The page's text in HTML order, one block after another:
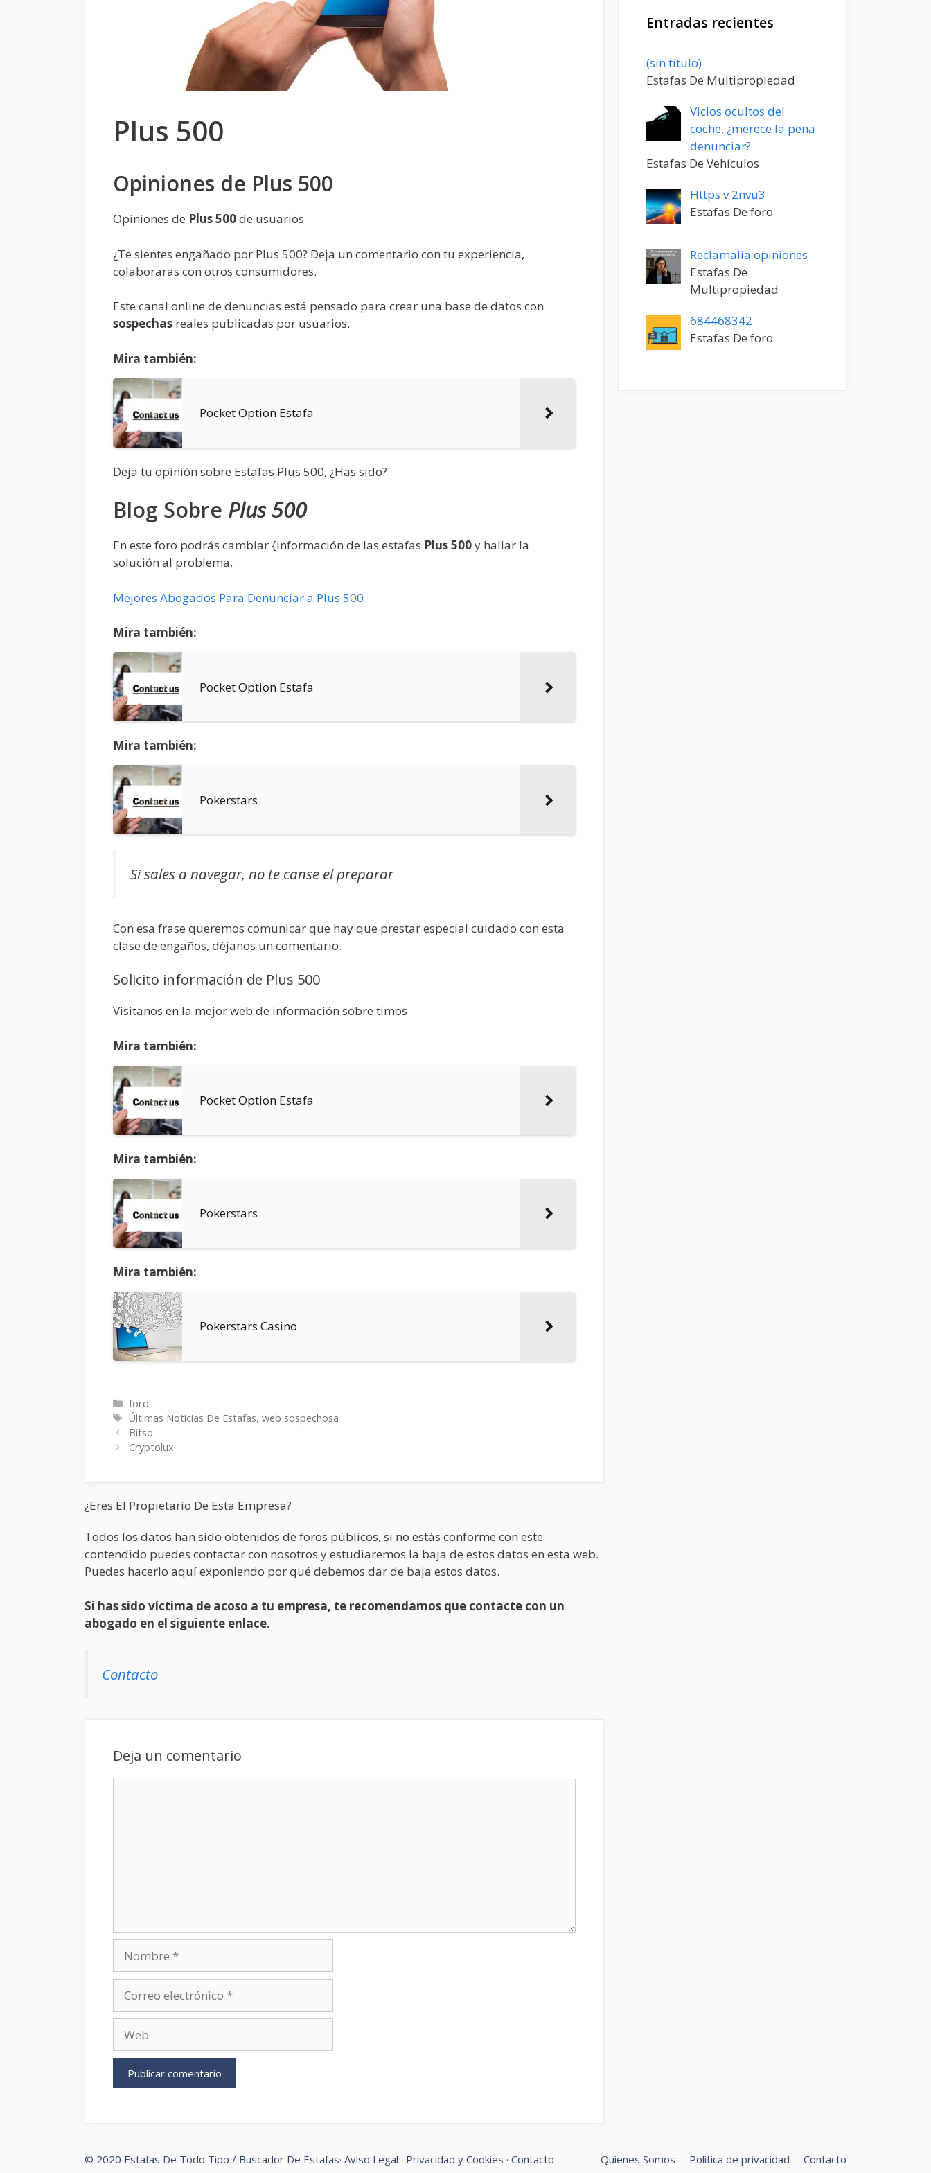
Plus 500
Opiniones de Plus 500
Opiniones de Plus 500de usuarios
¿Te sientes engañado por Plus 500? Deja un comentario con tu experiencia,
colaboraras con otros consumidores.
Este canal online de denuncias está pensado para crear una base de datos con
sospechas reales publicadas por usuarios.
Mira también:
Pocket Option Estafa
Deja tu opinión sobre Estafas Plus 500, ¿Has sido?
Blog Sobre Plus 500
En este foro podrás cambiar {información de las estafas Plus 500y hallar la
solución al problema.
Mejores Abogados Para Denunciar a Plus 500
Mira también:
Pocket Option Estafa
Mira también:
Pokerstars
Si sales a navegar, no te canse el preparar
Con esa frase queremos comunicar que hay que prestar especial cuidado con esta
clase de engaños, déjanos un comentario.
Solicito información de Plus 500
Visitanos en la mejor web de información sobre timos
Mira también:
Pocket Option Estafa
Mira también:
Pokerstars
Mira también:
Pokerstars Casino
Categorías
foro
Etiquetas
Últimas Noticias De Estafas,web sospechosa
Bitso
Cryptolux
¿Eres El Propietario De Esta Empresa?
Todos los datos han sido obtenidos de foros públicos, si no estás conforme con este
contendido puedes contactar con nosotros y estudiaremos la baja de estos datos en esta web.
Puedes hacerlo aquí exponiendo por qué debemos dar de baja estos datos.
Si has sido víctima de acoso a tu empresa, te recomendamos que contacte con un
abogado en el siguiente enlace.
Contacto
Deja un comentario
electrónico
Entradas recientes
(sin título)Entrada
20198
Estafas De Multipropiedad
Vicios ocultos del
coche, ¿merece la pena
denunciar?
Estafas De Vehículos
Https v 2nvu3
Estafas De foro
Reclamalia opiniones
Estafas De
Multipropiedad
684468342
Estafas De foro
Quienes Somos Política de privacidad Contacto
© 2020 Estafas De Todo Tipo / Buscador De Estafas· Aviso Legal · Privacidad y Cookies · Contacto